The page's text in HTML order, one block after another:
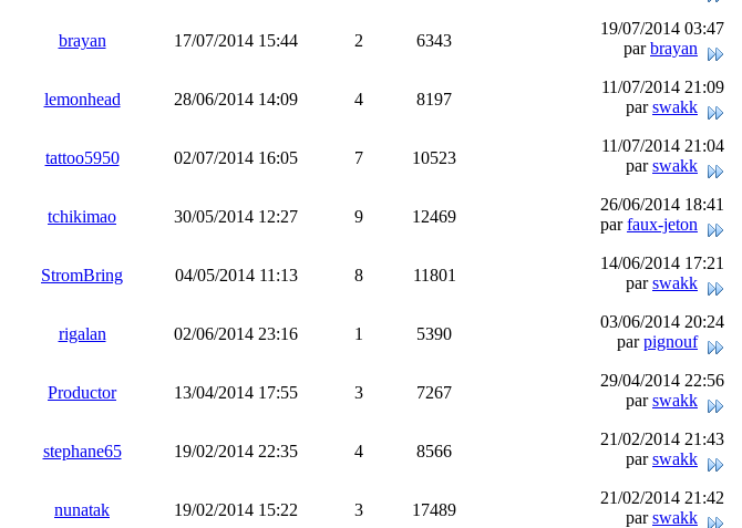
brayan 17/07/2014 15:44 2 6343
19/07/2014 03:47
parbrayan
lemonhead 28/06/2014 14:09 4 8197
11/07/2014 21:09
parswakk
tattoo5950 02/07/2014 16:05 7 10523
11/07/2014 21:04
parswakk
tchikimao 30/05/2014 12:27 9 12469
26/06/2014 18:41
parfaux-jeton
StromBring 04/05/2014 11:13 8 11801
14/06/2014 17:21
parswakk
rigalan 02/06/2014 23:16 1 5390
03/06/2014 20:24
parpignouf
Productor 13/04/2014 17:55 3 7267
29/04/2014 22:56
parswakk
stephane65 19/02/2014 22:35 4 8566
21/02/2014 21:43
parswakk
nunatak 19/02/2014 15:22 3 17489
21/02/2014 21:42
parswakk